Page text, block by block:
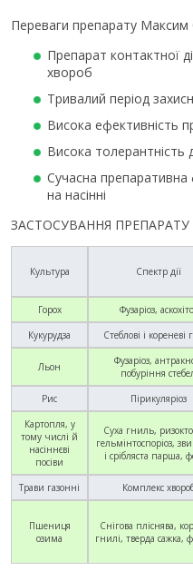
Переваги препарату Максим
Препарат контактної
хвороб
Тривалий період
Висока ефективність
Висока толерантність
Сучасна
на насінні
ЗАСТОСУВАННЯ
Культура Спектр дії
Горох
Фузаріоз,
Кукурудза Стеблові і кореневі
Льон
Фузаріоз,
побуріння
Рис
Пірикуляріоз
Картопля, у
тому числі й
насіннєві
посіви
Суха гниль,
гельмінтоспоріоз,
і срібляста парша,
Трави газонні Комплекс
Пшениця
озима
Снігова пліснява,
гнилі, тверда сажка,